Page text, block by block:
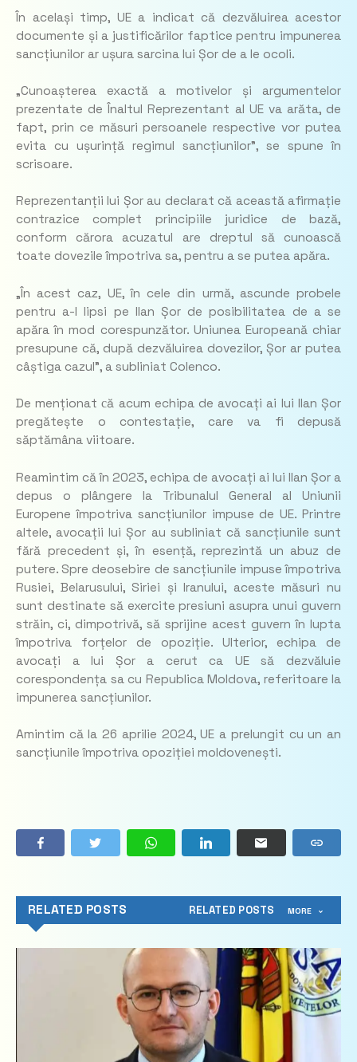
În același timp, UE a indicat că dezvăluirea acestor
documente și a justificărilor faptice pentru impunerea
sancțiunilor ar ușura sarcina lui Șor de a le ocoli.
„Cunoașterea exactă a motivelor și argumentelor
prezentate de Înaltul Reprezentant al UE va arăta, de
fapt, prin ce măsuri persoanele respective vor putea
evita cu ușurință regimul sancțiunilor”, se spune în
scrisoare.
Reprezentanții lui Șor au declarat că această afirmație
contrazice complet principiile juridice de bază,
conform cărora acuzatul are dreptul să cunoască
toate dovezile împotriva sa, pentru a se putea apăra.
„În acest caz, UE, în cele din urmă, ascunde probele
pentru a-l lipsi pe Ilan Șor de posibilitatea de a se
apăra în mod corespunzător. Uniunea Europeană chiar
presupune că, după dezvăluirea dovezilor, Șor ar putea
câștiga cazul”, a subliniat Colenco.
De menționat сă acum echipa de avocați ai lui Ilan Șor
pregătește o contestație, care va fi depusă
săptămâna viitoare.
Reamintim că în 2023, echipa de avocați ai lui Ilan Șor a
depus o plângere la Tribunalul General al Uniunii
Europene împotriva sancțiunilor impuse de UE. Printre
altele, avocații lui Șor au subliniat că sancțiunile sunt
fără precedent și, în esență, reprezintă un abuz de
putere. Spre deosebire de sancțiunile impuse împotriva
Rusiei, Belarusului, Siriei și Iranului, aceste măsuri nu
sunt destinate să exercite presiuni asupra unui guvern
străin, ci, dimpotrivă, să sprijine acest guvern în lupta
împotriva forțelor de opoziție. Ulterior, echipa de
avocați a lui Șor a cerut ca UE să dezvăluie
corespondența sa cu Republica Moldova, referitoare la
impunerea sancțiunilor.
Amintim că la 26 aprilie 2024, UE a prelungit cu un an
sancțiunile împotriva opoziției moldovenești.
RELATED POSTS RELATED POSTS MORE